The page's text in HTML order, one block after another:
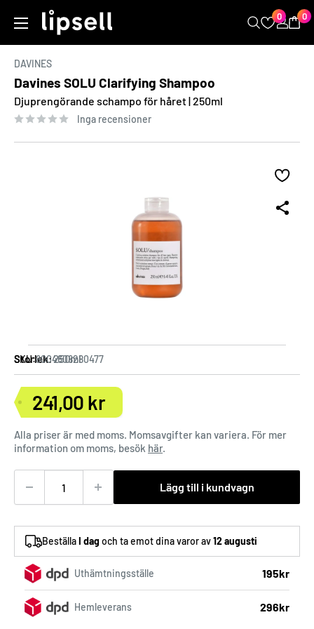
innehåll
LIPSELL 0 0
DAVINES
Davines SOLU Clarifying Shampoo
Djuprengörande schampo för håret | 250ml
Inga recensioner
SKU:8004608280477
Storlek:250ml
Försäljningspris
241,00 kr
Alla priser är med moms. Momsavgifter kan variera. För mer
information om moms, besök här.
Lägg till i kundvagn
BeställaI dagoch ta emot dina varor av12 augusti
Uthämtningsställe 195kr
Hemleverans 296kr